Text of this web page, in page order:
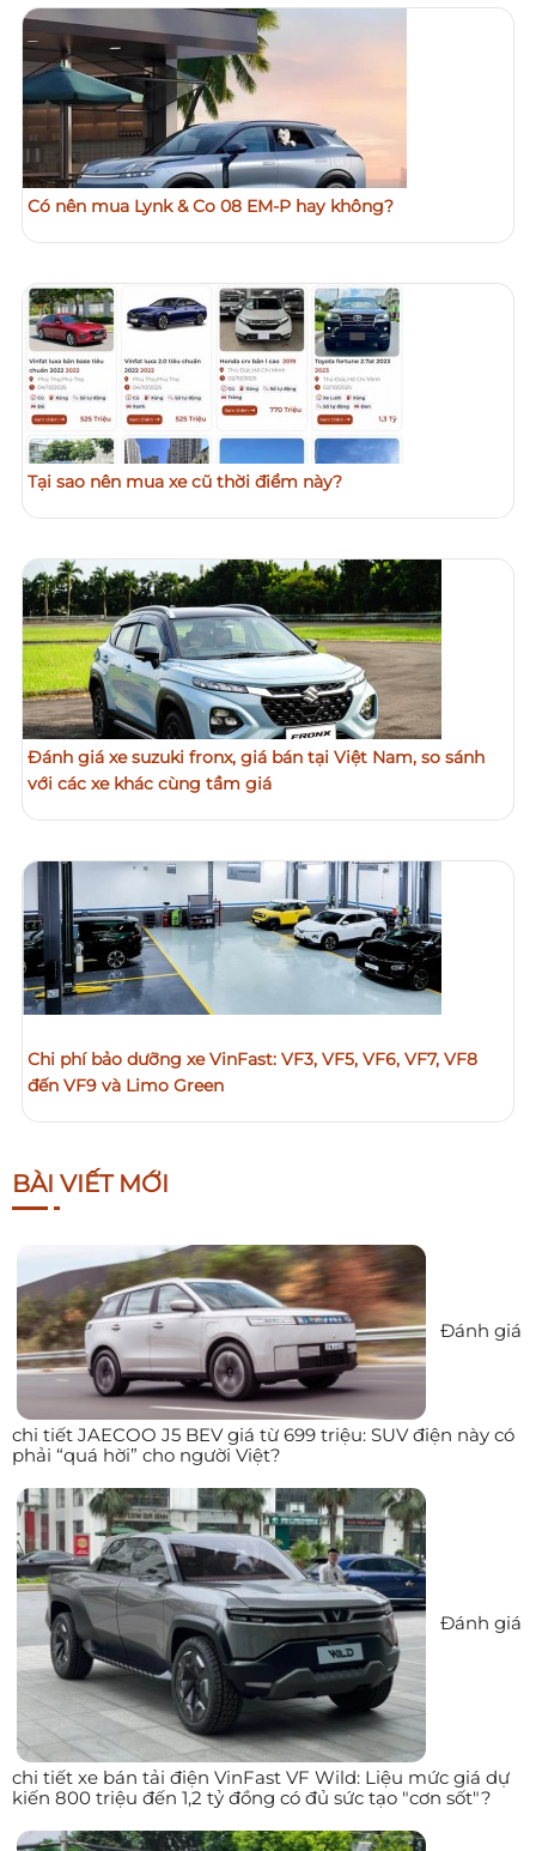
Có nên mua Lynk & Co 08 EM-P hay không?
Tại sao nên mua xe cũ thời điểm này?
Đánh giá xe suzuki fronx, giá bán tại Việt Nam, so sánh
với các xe khác cùng tầm giá
Chi phí bảo dưỡng xe VinFast: VF3, VF5, VF6, VF7, VF8
đến VF9 và Limo Green
BÀI VIẾT MỚI
Đánh giá
chi tiết JAECOO J5 BEV giá từ 699 triệu: SUV điện này có
phải “quá hời” cho người Việt?
Đánh giá
chi tiết xe bán tải điện VinFast VF Wild: Liệu mức giá dự
kiến 800 triệu đến 1,2 tỷ đồng có đủ sức tạo "cơn sốt"?